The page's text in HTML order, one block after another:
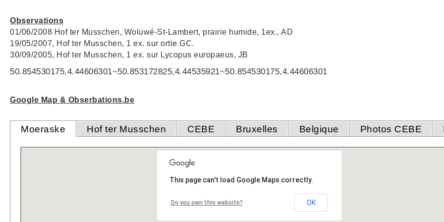
Observations
01/06/2008 Hof ter Musschen, Woluwé-St-Lambert, prairie humide, 1ex., AD
19/05/2007, Hof ter Musschen, 1 ex. sur ortie GC.
30/09/2005, Hof ter Musschen, 1 ex. sur Lycopus europaeus, JB
50.854530175,4.44606301~50.853172825,4.44535921~50.854530175,4.44606301
Google Map & Obserbations.be
Moeraske Hof ter Musschen CEBE Bruxelles Belgique Photos CEBE